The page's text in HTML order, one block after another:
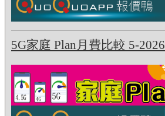
5G家庭 Plan月費比較 5-2026